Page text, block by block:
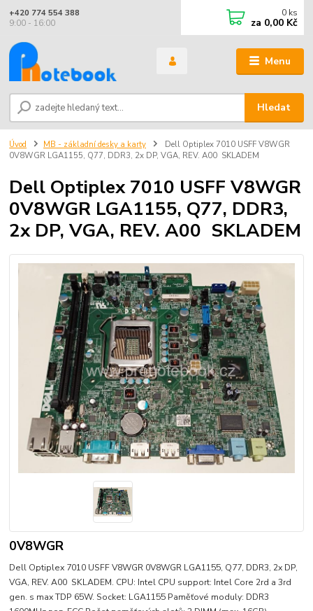
Menu
Hledat
+420 774 554 388
9:00 - 16:00
0 ks
za 0,00 Kč
Úvod MB - základní desky a karty
Dell Optiplex 7010 USFF V8WGR
0V8WGR LGA1155, Q77, DDR3, 2x DP, VGA, REV. A00 SKLADEM
Dell Optiplex 7010 USFF V8WGR
0V8WGR LGA1155, Q77, DDR3,
2x DP, VGA, REV. A00 SKLADEM
0V8WGR
Dell Optiplex 7010 USFF V8WGR 0V8WGR LGA1155, Q77, DDR3, 2x DP,
VGA, REV. A00 SKLADEM. CPU: Intel CPU support: Intel Core 2rd a 3rd
gen. s max TDP 65W. Socket: LGA1155 Paměťové moduly: DDR3